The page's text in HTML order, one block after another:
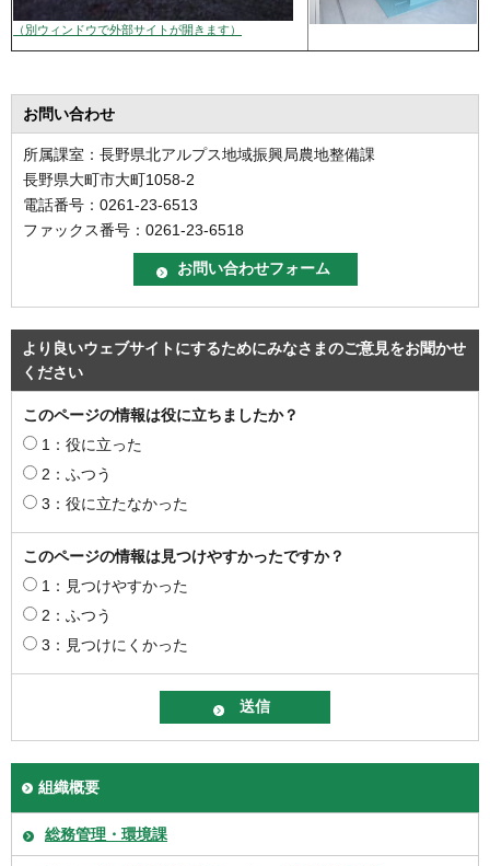
（別ウィンドウで外部サイトが開きます）
お問い合わせ
所属課室：長野県北アルプス地域振興局農地整備課
長野県大町市大町1058-2
電話番号：0261-23-6513
ファックス番号：0261-23-6518
より良いウェブサイトにするためにみなさまのご意見をお聞かせ
ください
このページの情報は役に立ちましたか？
1：役に立った
2：ふつう
3：役に立たなかった
このページの情報は見つけやすかったですか？
1：見つけやすかった
2：ふつう
3：見つけにくかった
組織概要
総務管理・環境課